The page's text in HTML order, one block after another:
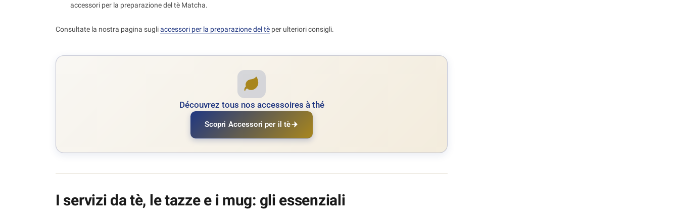
accessori per la preparazione del tè Matcha.
Consultate la nostra pagina sugliaccessori per la preparazione del tè per ulteriori consigli.
Découvrez tous nos accessoires à thé
Scopri Accessori per il tè
I servizi da tè, le tazze e i mug: gli essenziali